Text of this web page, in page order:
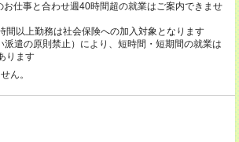
仕事と合わせ週40時間超の就業はご案内できませ
間以上勤務は社会保険への加入対象となります
遣の原則禁止）により、短時間・短期間の就業は
ります
ん。